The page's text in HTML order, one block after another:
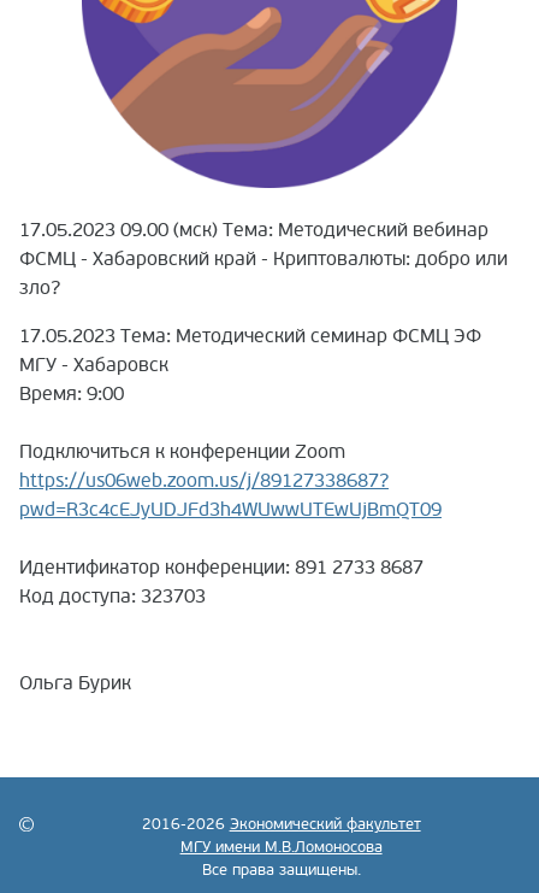
17.05.2023 09.00 (мск) Тема: Методический вебинар
ФСМЦ - Хабаровский край - Криптовалюты: добро или
зло?
17.05.2023 Тема: Методический семинар ФСМЦ ЭФ
МГУ - Хабаровск
Время: 9:00
Подключиться к конференции Zoom
https://us06web.zoom.us/j/89127338687?
pwd=R3c4cEJyUDJFd3h4WUwwUTEwUjBmQT09
Идентификатор конференции: 891 2733 8687
Код доступа: 323703
Ольга Бурик
2016-2026 Экономический факультет
МГУ имени М.В.Ломоносова
Все права защищены.